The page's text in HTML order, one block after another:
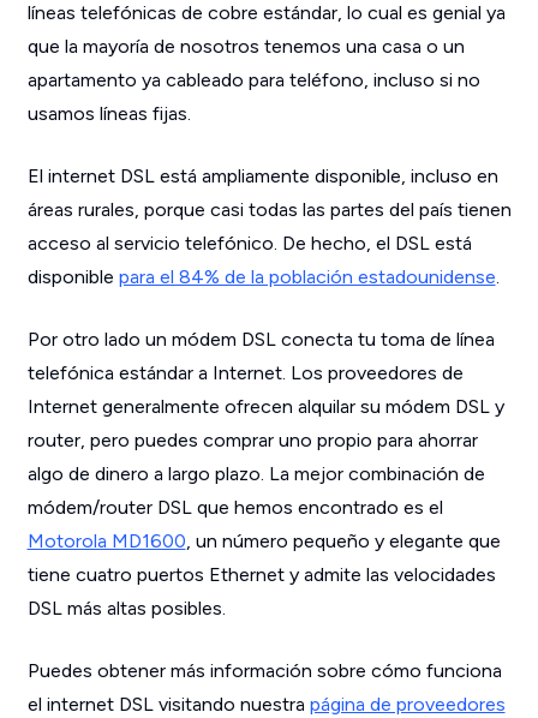
líneas telefónicas de cobre estándar, lo cual es genial ya
que la mayoría de nosotros tenemos una casa o un
apartamento ya cableado para teléfono, incluso si no
usamos líneas fijas.
El internet DSL está ampliamente disponible, incluso en
áreas rurales, porque casi todas las partes del país tienen
acceso al servicio telefónico. De hecho, el DSL está
disponible para el 84% de la población estadounidense.
Por otro lado un módem DSL conecta tu toma de línea
telefónica estándar a Internet. Los proveedores de
Internet generalmente ofrecen alquilar su módem DSL y
router, pero puedes comprar uno propio para ahorrar
algo de dinero a largo plazo. La mejor combinación de
módem/router DSL que hemos encontrado es el
Motorola MD1600, un número pequeño y elegante que
tiene cuatro puertos Ethernet y admite las velocidades
DSL más altas posibles.
Puedes obtener más información sobre cómo funciona
el internet DSL visitando nuestra página de proveedores